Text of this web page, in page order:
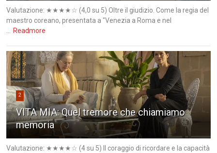
Valutazione: ★★★★☆ (4,0 su 5) Oltre il giudizio. Come la regia del
maestro coreano, presentata a "Venezia a Roma e nel
... Readmore
2
VITA MIA: Quel tremore che chiamiamo
memoria
Valutazione: ★★★★☆ (4 su 5) Il coraggio di ricordare e la capacità